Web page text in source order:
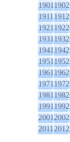
19011902
19111912
19211922
19311932
19411942
19511952
19611962
19711972
19811982
19911992
20012002
20112012